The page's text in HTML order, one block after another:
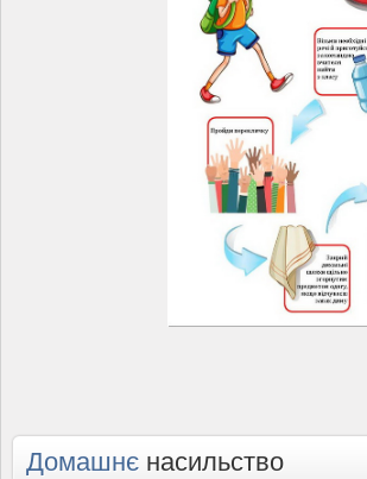
Домашнє насильство